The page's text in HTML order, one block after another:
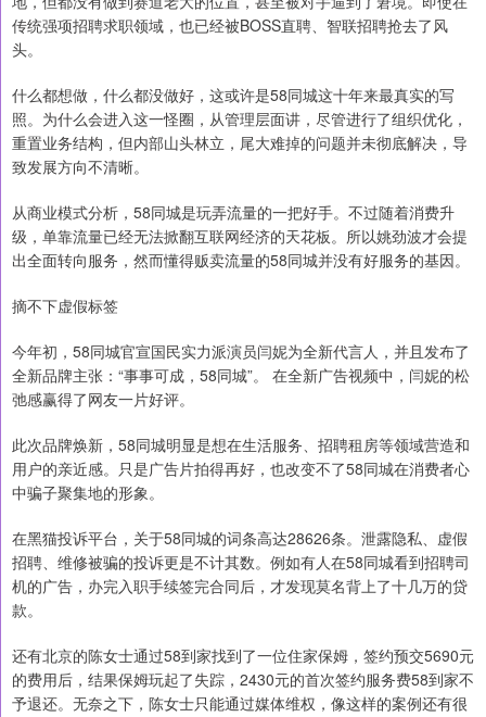
传统强项招聘求职领域，也已经被BOSS直聘、智联招聘抢去了风
头。
什么都想做，什么都没做好，这或许是58同城这十年来最真实的写
照。为什么会进入这一怪圈，从管理层面讲，尽管进行了组织优化，
重置业务结构，但内部山头林立，尾大难掉的问题并未彻底解决，导
致发展方向不清晰。
从商业模式分析，58同城是玩弄流量的一把好手。不过随着消费升
级，单靠流量已经无法掀翻互联网经济的天花板。所以姚劲波才会提
出全面转向服务，然而懂得贩卖流量的58同城并没有好服务的基因。
摘不下虚假标签
今年初，58同城官宣国民实力派演员闫妮为全新代言人，并且发布了
全新品牌主张：“事事可成，58同城”。 在全新广告视频中，闫妮的松
弛感赢得了网友一片好评。
此次品牌焕新，58同城明显是想在生活服务、招聘租房等领域营造和
用户的亲近感。只是广告片拍得再好，也改变不了58同城在消费者心
中骗子聚集地的形象。
在黑猫投诉平台，关于58同城的词条高达28626条。泄露隐私、虚假
招聘、维修被骗的投诉更是不计其数。例如有人在58同城看到招聘司
机的广告，办完入职手续签完合同后，才发现莫名背上了十几万的贷
款。
还有北京的陈女士通过58到家找到了一位住家保姆，签约预交5690元
的费用后，结果保姆玩起了失踪，2430元的首次签约服务费58到家不
予退还。无奈之下，陈女士只能通过媒体维权，像这样的案例还有很